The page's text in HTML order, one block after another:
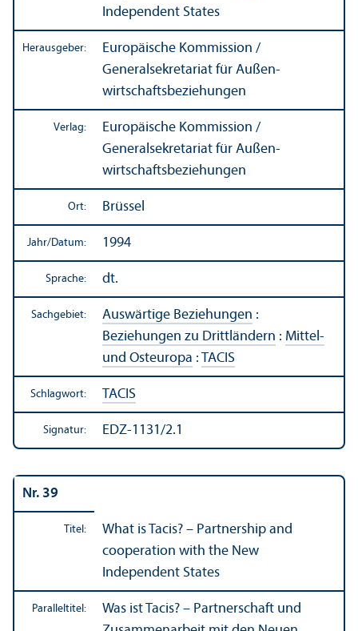
Independent States
Herausgeber:
Europäische Kommission /
Generalsekretariat für Außen­
wirtschafts­beziehungen
Verlag:
Europäische Kommission /
Generalsekretariat für Außen­
wirtschafts­beziehungen
Ort: Brüssel
Jahr/Datum: 1994
Sprache: dt.
Sachgebiet: Auswärtige Beziehungen :
Beziehungen zu Drittländern : Mittel-
und Osteuropa : TACIS
Schlagwort: TACIS
Signatur: EDZ-1131/2.1
Nr. 39
Titel:
What is Tacis? – Partner­ship and
cooperation with the New
Independent States
Paralleltitel:
Was ist Tacis? – Partner­schaft und